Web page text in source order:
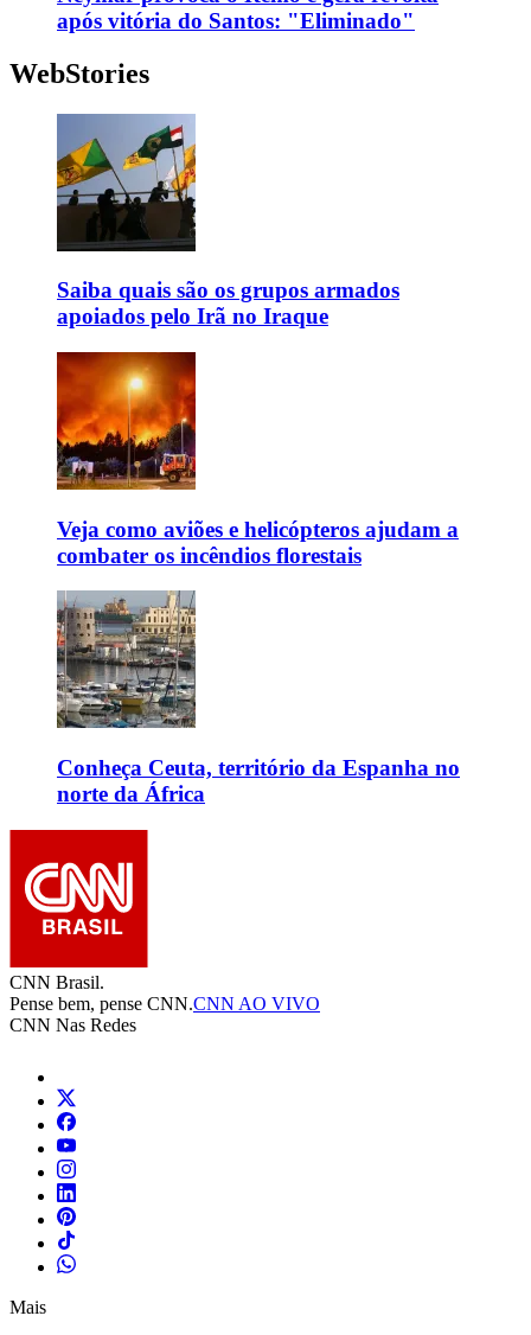
após vitória do Santos: "Eliminado"
WebStories
Saiba quais são os grupos armados
apoiados pelo Irã no Iraque
Veja como aviões e helicópteros ajudam a
combater os incêndios florestais
Conheça Ceuta, território da Espanha no
norte da África
CNN Brasil.
Pense bem, pense CNN.CNN AO VIVO
CNN Nas Redes
Mais